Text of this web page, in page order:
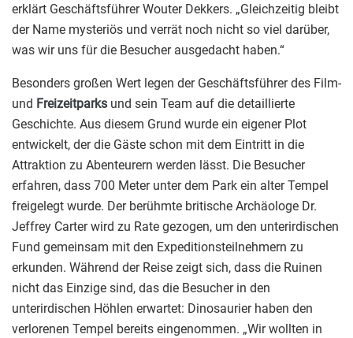
erklärt Geschäftsführer Wouter Dekkers. „Gleichzeitig bleibt
der Name mysteriös und verrät noch nicht so viel darüber,
was wir uns für die Besucher ausgedacht haben.“
Besonders großen Wert legen der Geschäftsführer des Film-
und Freizeitparks und sein Team auf die detaillierte
Geschichte. Aus diesem Grund wurde ein eigener Plot
entwickelt, der die Gäste schon mit dem Eintritt in die
Attraktion zu Abenteurern werden lässt. Die Besucher
erfahren, dass 700 Meter unter dem Park ein alter Tempel
freigelegt wurde. Der berühmte britische Archäologe Dr.
Jeffrey Carter wird zu Rate gezogen, um den unterirdischen
Fund gemeinsam mit den Expeditionsteilnehmern zu
erkunden. Während der Reise zeigt sich, dass die Ruinen
nicht das Einzige sind, das die Besucher in den
unterirdischen Höhlen erwartet: Dinosaurier haben den
verlorenen Tempel bereits eingenommen. „Wir wollten in